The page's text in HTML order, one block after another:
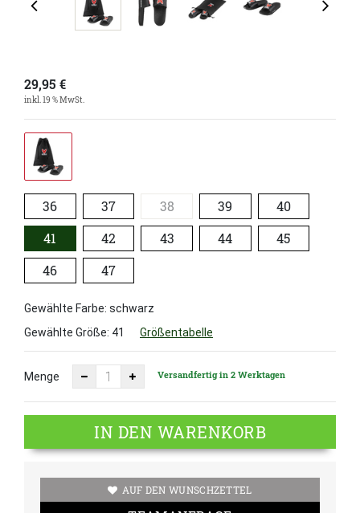
29,95 €
inkl. 19 % MwSt.
36 37 38 39
40
41
42 43 44
45
46
47
Gewählte Farbe: schwarz
Gewählte Größe: 41 Größentabelle
Menge Versandfertig in 2 Werktagen
IN DEN WARENKORB
AUF DEN WUNSCHZETTEL